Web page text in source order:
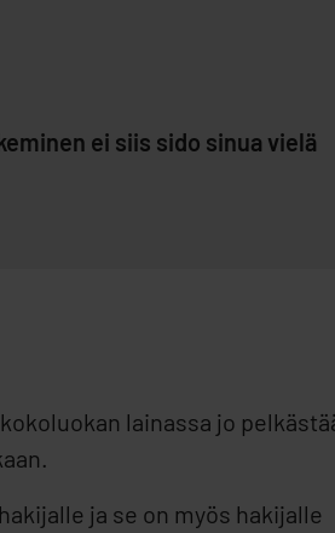
ei siis sido sinua vielä
lainassa jo
ja se on myös hakijalle